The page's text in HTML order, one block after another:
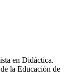
en Didáctica.
la Educación de